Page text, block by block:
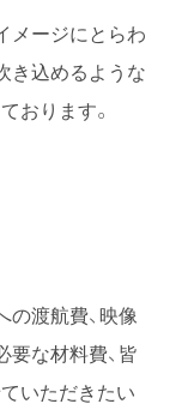
メージにとらわ
き込めるような
おります。
渡航費、映像
要な材料費、皆
いただきたい